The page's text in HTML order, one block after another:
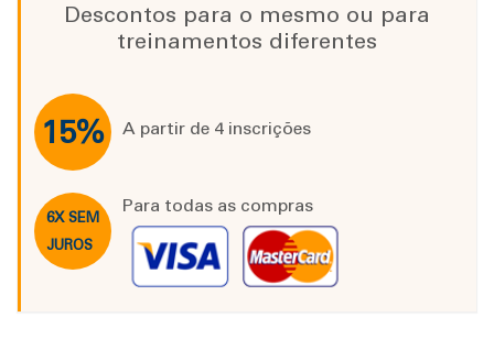
Descontos para o mesmo ou para
treinamentos diferentes
15% A partir de 4 inscrições
6X SEM
JUROS
Para todas as compras